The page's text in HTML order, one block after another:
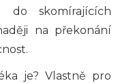
do skomírajících
na překonání
je? Vlastně pro